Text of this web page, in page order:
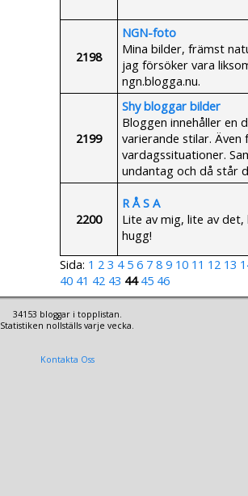
2198
NGN-foto
Mina bilder, främst
jag försöker vara
ngn.blogga.nu.
2199
Shy bloggar bilder
Bloggen innehåller en
varierande stilar.
vardagssituationer.
undantag och då står
2200
R Å S A
Lite av mig, lite av
hugg!
Sida: 1 2 3 4 5 6 7 8 9 10 11 12 13
40 41 42 43 44 45 46
34153 bloggar i topplistan.
Statistiken nollställs varje vecka.
Kontakta Oss